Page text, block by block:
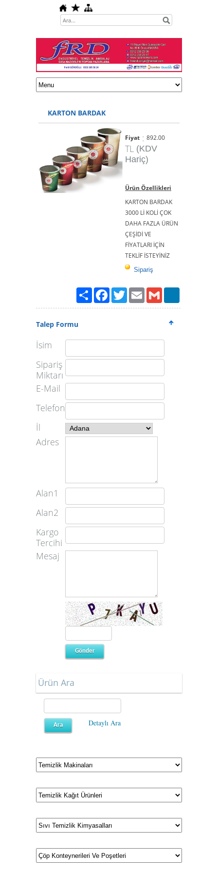
KARTON BARDAK
Fiyat : 892.00
TL (KDV
Hariç)
Ürün Özellikleri
KARTON BARDAK
3000 Lİ KOLİ ÇOK
DAHA FAZLA ÜRÜN
ÇEŞİDİ VE
FİYATLARI İÇİN
TEKLİF İSTEYİNİZ
Sipariş
PaylaşFacebook
TwitterEmailGmail
Talep Formu
İsim
Sipariş
Miktarı
E-Mail
Telefon
İl
Adres
Alan1
Alan2
Kargo
Tercihi
Mesaj
Ürün Ara
Detaylı Ara